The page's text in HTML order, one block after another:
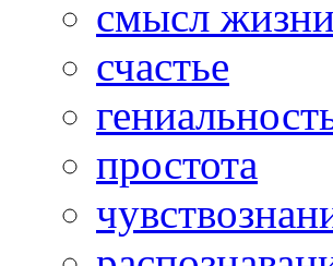
смысл жизни
счастье
простота